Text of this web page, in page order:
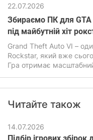
22.07.2026
Збираємо ПК для GTA
під майбутній хіт
Grand Theft Auto VI –
Rockstar, який вже
Гра отримає
легендарної гри.
Читайте також
14.07.2026